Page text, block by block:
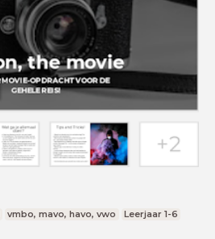
vmbo, mavo, havo, vwo Leerjaar 1-6